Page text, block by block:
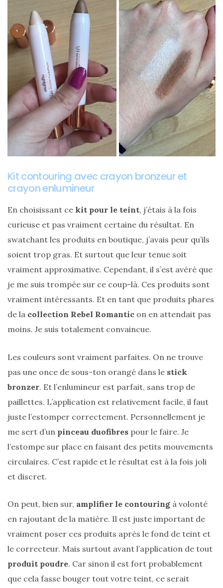
Ma
sélection
de
sacs
légers
et
tendance
l’été
Les
sacs
tendances
printemps
été
:
chic
et
pratique
quotidien
09/05/2026
Kit contouring avec crayon bronzeur et
crayon enlumineur
En choisissant ce kit pour le teint, j’étais à la fois
curieuse et pas vraiment certaine du résultat. En
swatchant les produits en boutique, j’avais peur qu’ils
soient trop gras. Et surtout que leur tenue soit
vraiment approximative. Cependant, il s’est avéré que
je me suis trompée sur ce coup-là. Ces produits sont
vraiment intéressants. Et en tant que produits phares
de la collection Rebel Romantic on en attendait pas
moins. Je suis totalement convaincue.
Les couleurs sont vraiment parfaites. On ne trouve
pas une once de sous-ton orangé dans le stick
bronzer. Et l’enlumineur est parfait, sans trop de
paillettes. L’application est relativement facile, il faut
juste l’estomper correctement. Personnellement je
me sert d’un pinceau duofibres pour le faire. Je
l’estompe sur place en faisant des petits mouvements
circulaires. C’est rapide et le résultat est à la fois joli
et discret.
On peut, bien sur, amplifier le contouring à volonté
en rajoutant de la matière. Il est juste important de
vraiment poser ces produits après le fond de teint et
le correcteur. Mais surtout avant l’application de tout
produit poudre. Car sinon il est fort probablement
que cela fasse bouger tout votre teint, ce serait